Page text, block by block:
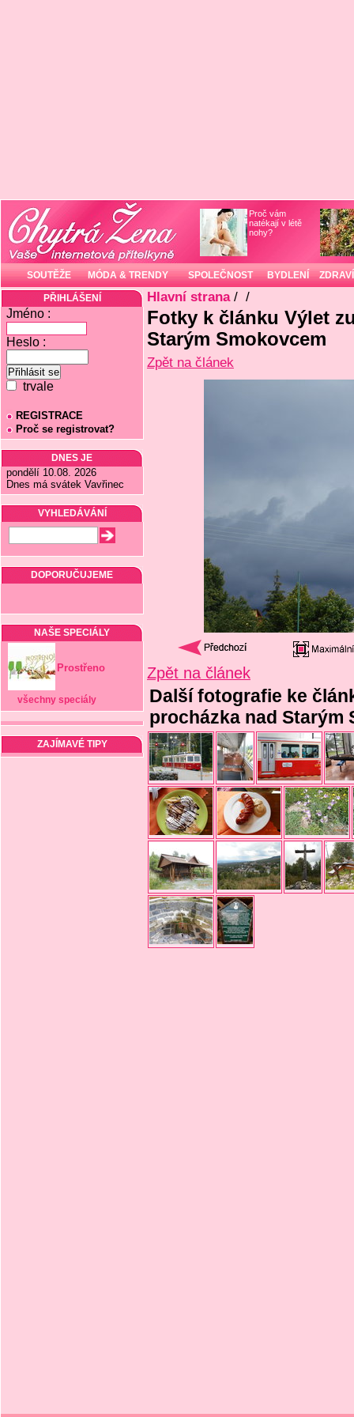
Proč vám
natékají v létě
nohy?
SOUTĚŽE MÓDA & TRENDY SPOLEČNOST BYDLENÍ ZDRAVÍ
PŘIHLÁŠENÍ
Jméno :
Heslo :
trvale
REGISTRACE
Proč se registrovat?
DNES JE
pondělí 10.08. 2026
Dnes má svátek Vavřinec
VYHLEDÁVÁNÍ
DOPORUČUJEME
NAŠE SPECIÁLY
Prostřeno
všechny speciály
ZAJÍMAVÉ TIPY
Hlavní strana/ /
Fotky k článku Výlet
Starým Smokovcem
Zpět na článek
Zpět na článek
Další fotografie ke
procházka nad Starým